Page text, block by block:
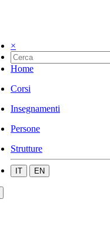
×
Home
Corsi
Insegnamenti
Persone
Strutture
IT EN